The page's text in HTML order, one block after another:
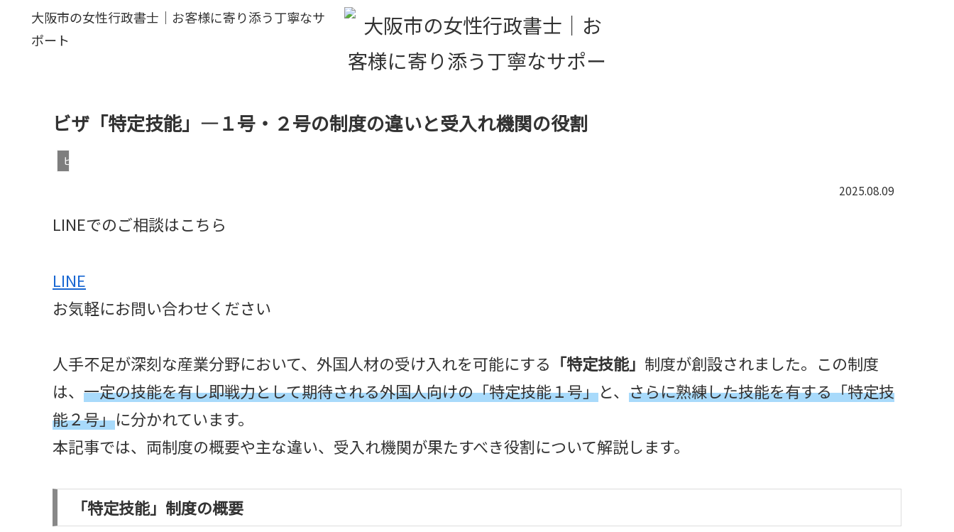
大阪市の女性行政書士｜お客様に寄り添う丁寧なサ
ポート
ビザ「特定技能」―１号・２号の制度の違いと受入れ機関の役割
ビザ・在留資格
2025.08.09
LINEでのご相談はこちら
LINE
お気軽にお問い合わせください
人手不足が深刻な産業分野において、外国人材の受け入れを可能にする 「特定技能」 制度が創設されました。この制度
は、 一定の技能を有し即戦力として期待される外国人向けの「特定技能１号」と、 さらに熟練した技能を有する「特定技
能２号」に分かれています。
本記事では、両制度の概要や主な違い、受入れ機関が果たすべき役割について解説します。
「特定技能」制度の概要